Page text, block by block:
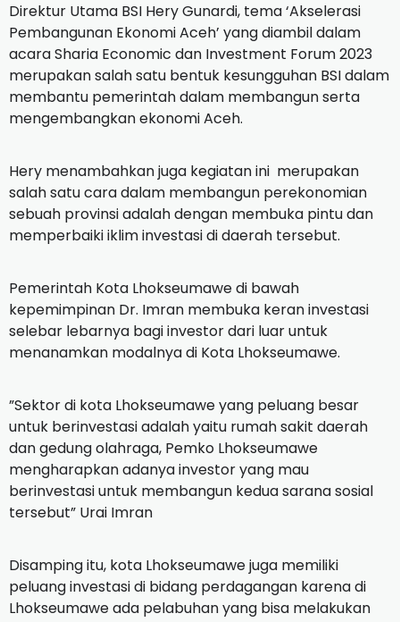
Direktur Utama BSI Hery Gunardi, tema ‘Akselerasi
Pembangunan Ekonomi Aceh’ yang diambil dalam
acara Sharia Economic dan Investment Forum 2023
merupakan salah satu bentuk kesungguhan BSI dalam
membantu pemerintah dalam membangun serta
mengembangkan ekonomi Aceh.
Hery menambahkan juga kegiatan ini merupakan
salah satu cara dalam membangun perekonomian
sebuah provinsi adalah dengan membuka pintu dan
memperbaiki iklim investasi di daerah tersebut.
Pemerintah Kota Lhokseumawe di bawah
kepemimpinan Dr. Imran membuka keran investasi
selebar lebarnya bagi investor dari luar untuk
menanamkan modalnya di Kota Lhokseumawe.
”Sektor di kota Lhokseumawe yang peluang besar
untuk berinvestasi adalah yaitu rumah sakit daerah
dan gedung olahraga, Pemko Lhokseumawe
mengharapkan adanya investor yang mau
berinvestasi untuk membangun kedua sarana sosial
tersebut” Urai Imran
Disamping itu, kota Lhokseumawe juga memiliki
peluang investasi di bidang perdagangan karena di
Lhokseumawe ada pelabuhan yang bisa melakukan